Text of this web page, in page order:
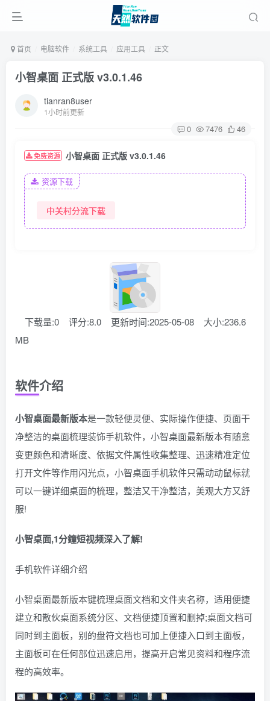
首页 电脑软件 系统工具 应用工具 正文
小智桌面 正式版 v3.0.1.46
tianran8user
1小时前更新
0 7476 46
免费资源 小智桌面 正式版 v3.0.1.46
资源下载
中关村分流下载
下载量:0 评分:8.0 更新时间:2025-05-08
大小:236.6
MB
软件介绍
小智桌面最新版本是一款轻便灵便、实际操作便捷、页面干
净整洁的桌面梳理装饰手机软件，小智桌面最新版本有随意
变更颜色和清晰度、依据文件属性收集整理、迅速精准定位
打开文件等作用闪光点，小智桌面手机软件只需动动鼠标就
可以一键详细桌面的梳理，整洁又干净整洁，美观大方又舒
服!
小智桌面,1分鐘短视频深入了解!
手机软件详细介绍
小智桌面最新版本键梳理桌面文档和文件夹名称，适用便捷
建立和散伙桌面系统分区、文档便捷顶置和删掉;桌面文档可
同时到主面板，别的盘符文档也可加上便捷入口到主面板，
主面板可在任何部位迅速启用，提高开启常见资料和程序流
程的高效率。